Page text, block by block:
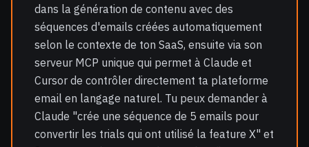
dans la génération de contenu avec des
séquences d'emails créées automatiquement
selon le contexte de ton SaaS, ensuite via son
serveur MCP unique qui permet à Claude et
Cursor de contrôler directement ta plateforme
email en langage naturel. Tu peux demander à
Claude "crée une séquence de 5 emails pour
convertir les trials qui ont utilisé la feature X" et